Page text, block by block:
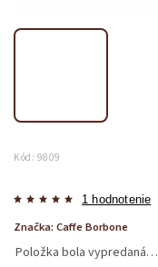
Kód: 9809
1 hodnotenie
Značka: Caffe Borbone
Položka bola vypredaná…